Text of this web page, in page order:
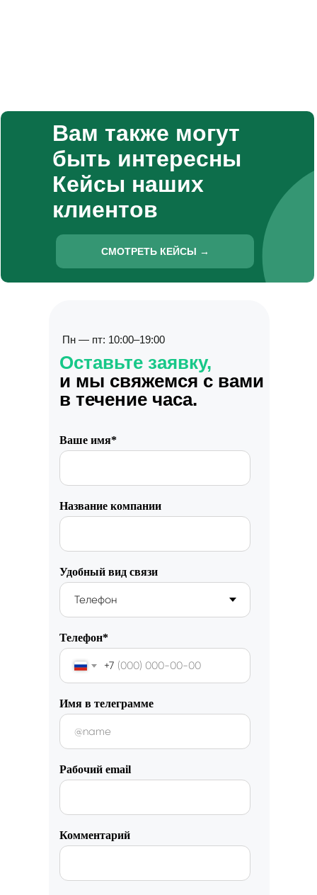
Вам также могут
быть интересны
Кейсы наших
клиентов
СМОТРЕТЬ КЕЙСЫ →
Оставьте заявку,
и мы свяжемся с вами
в течение часа.
Пн — пт: 10:00–19:00
Ваше имя*
Название компании
Удобный вид связи
Телефон*
+7
Имя в телеграмме
Рабочий email
Комментарий